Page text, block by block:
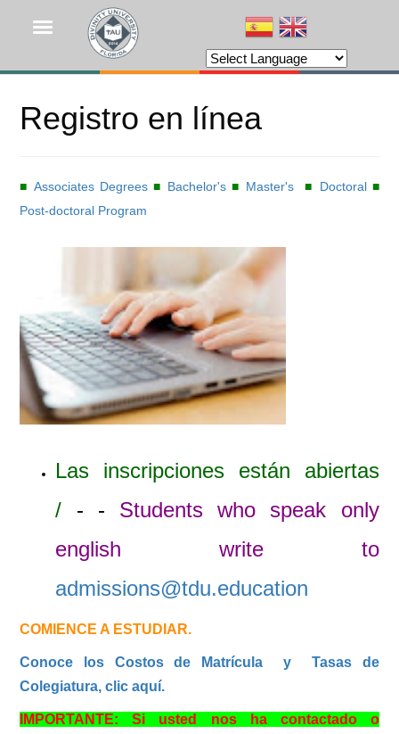
Registro en línea
■ Associates Degrees■ Bachelor's■ Master's ■ Doctoral■
Post-doctoral Program
Las inscripciones están abiertas
/ - - Students who speak only
english write to
admissions@tdu.education
COMIENCE A ESTUDIAR.
Conoce los Costos de Matrícula y Tasas de
Colegiatura, clic aquí.
IMPORTANTE: Si usted nos ha contactado o